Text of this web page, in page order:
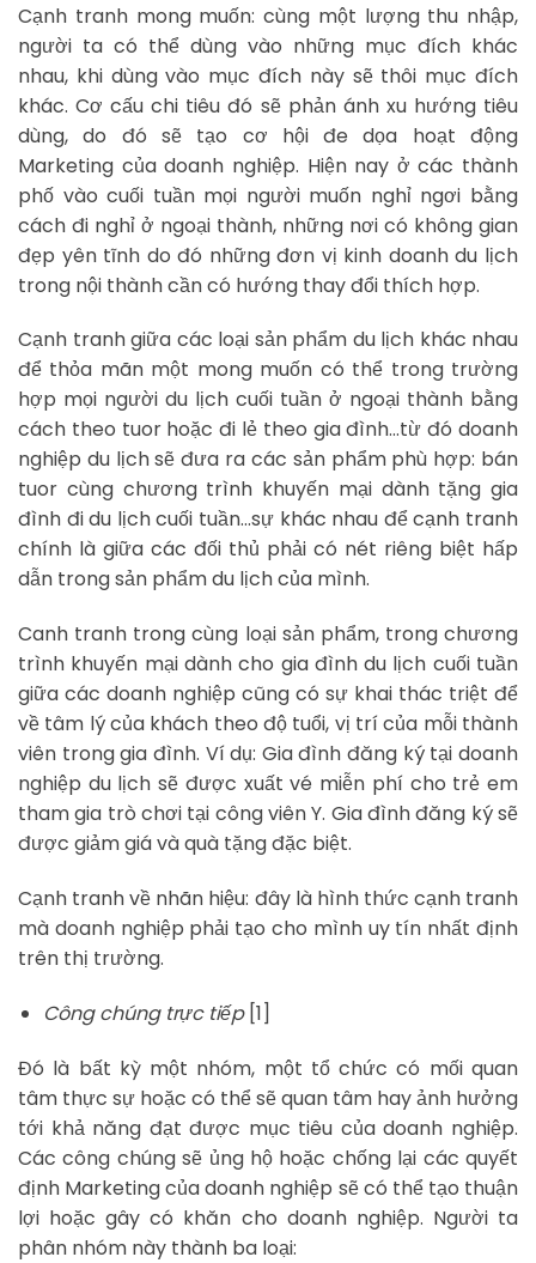
Cạnh tranh mong muốn: cùng một lượng thu nhập,
người ta có thể dùng vào những mục đích khác
nhau, khi dùng vào mục đích này sẽ thôi mục đích
khác. Cơ cấu chi tiêu đó sẽ phản ánh xu hướng tiêu
dùng, do đó sẽ tạo cơ hội đe dọa hoạt động
Marketing của doanh nghiệp. Hiện nay ở các thành
phố vào cuối tuần mọi người muốn nghỉ ngơi bằng
cách đi nghỉ ở ngoại thành, những nơi có không gian
đẹp yên tĩnh do đó những đơn vị kinh doanh du lịch
trong nội thành cần có hướng thay đổi thích hợp.
Cạnh tranh giữa các loại sản phẩm du lịch khác nhau
để thỏa mãn một mong muốn có thể trong trường
hợp mọi người du lịch cuối tuần ở ngoại thành bằng
cách theo tuor hoặc đi lẻ theo gia đình…từ đó doanh
nghiệp du lịch sẽ đưa ra các sản phẩm phù hợp: bán
tuor cùng chương trình khuyến mại dành tặng gia
đình đi du lịch cuối tuần…sự khác nhau để cạnh tranh
chính là giữa các đối thủ phải có nét riêng biệt hấp
dẫn trong sản phẩm du lịch của mình.
Canh tranh trong cùng loại sản phẩm, trong chương
trình khuyến mại dành cho gia đình du lịch cuối tuần
giữa các doanh nghiệp cũng có sự khai thác triệt để
về tâm lý của khách theo độ tuổi, vị trí của mỗi thành
viên trong gia đình. Ví dụ: Gia đình đăng ký tại doanh
nghiệp du lịch sẽ được xuất vé miễn phí cho trẻ em
tham gia trò chơi tại công viên Y. Gia đình đăng ký sẽ
được giảm giá và quà tặng đặc biệt.
Cạnh tranh về nhãn hiệu: đây là hình thức cạnh tranh
mà doanh nghiệp phải tạo cho mình uy tín nhất định
trên thị trường.
Công chúng trực tiếp [1]
Đó là bất kỳ một nhóm, một tổ chức có mối quan
tâm thực sự hoặc có thể sẽ quan tâm hay ảnh hưởng
tới khả năng đạt được mục tiêu của doanh nghiệp.
Các công chúng sẽ ủng hộ hoặc chống lại các quyết
định Marketing của doanh nghiệp sẽ có thể tạo thuận
lợi hoặc gây có khăn cho doanh nghiệp. Người ta
phân nhóm này thành ba loại: